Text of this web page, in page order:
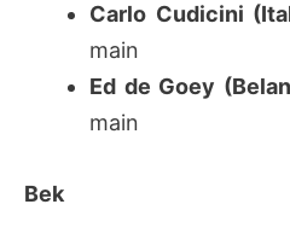
Carlo Cudicini
main
Ed de Goey
main
Bek